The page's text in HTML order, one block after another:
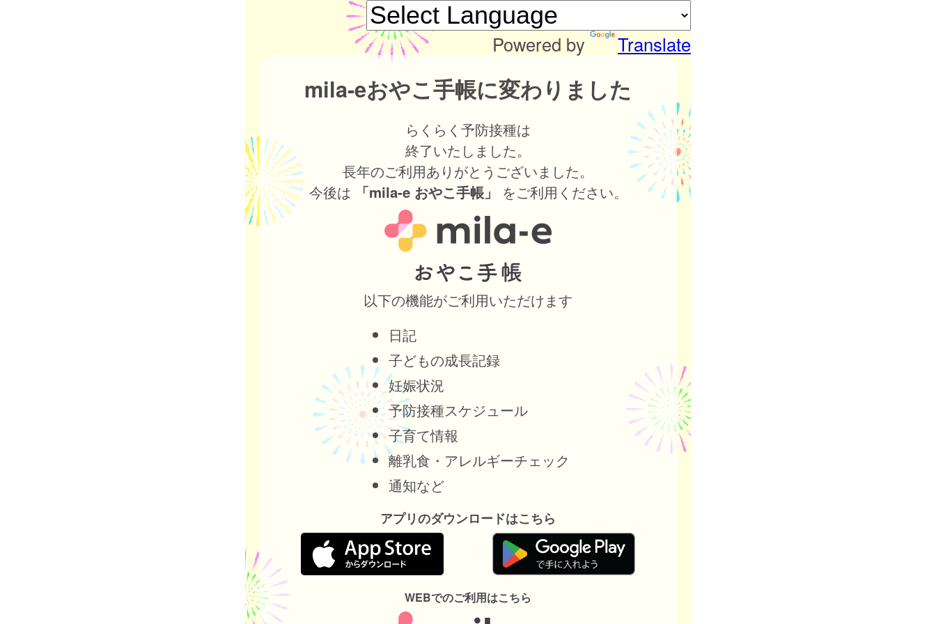
Powered by Translate
mila-eおやこ手帳に変わりました
らくらく予防接種は
終了いたしました。
長年のご利用ありがとうございました。
今後は
「mila-e おやこ手帳」 をご利用ください。
以下の機能がご利用いただけます
日記
子どもの成長記録
妊娠状況
予防接種スケジュール
子育て情報
離乳食・アレルギーチェック
通知など
アプリのダウンロードはこちら
WEBでのご利用はこちら